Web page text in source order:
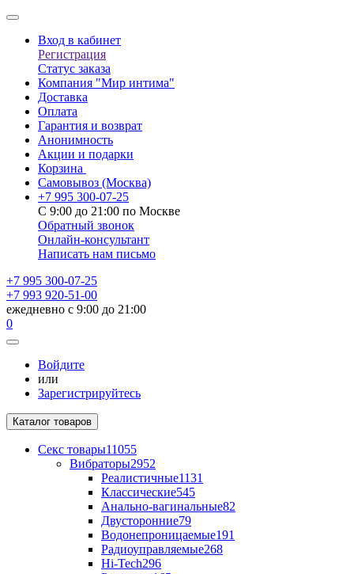
Вход в кабинет
Регистрация
Статус заказа
Компания "Мир интима"
Доставка
Оплата
Гарантия и возврат
Анонимность
Акции и подарки
Корзина
Самовывоз (Москва)
+7 995 300-07-25
С 9:00 до 21:00 по Москве
Обратный звонок
Онлайн-консультант
Написать нам письмо
+7 995 300-07-25
+7 993 920-51-00
ежедневно с 9:00 до 21:00
0
Войдите
или
Зарегистрируйтесь
Каталог товаров
Секс товары11055
Вибраторы2952
Реалистичные1131
Классические545
Анально-вагинальные82
Двусторонние79
Водонепроницаемые191
Радиоуправляемые268
Hi-Tech296